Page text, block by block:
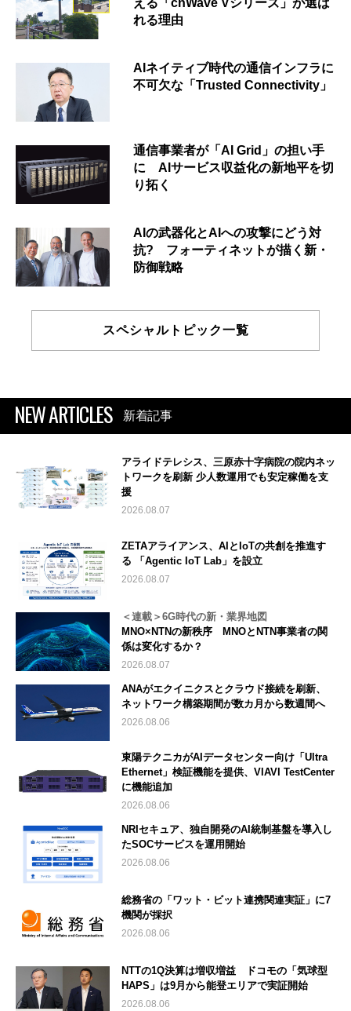
える「cnWave Vシリーズ」が選ば
れる理由
AIネイティブ時代の通信インフラに
不可欠な「Trusted Connectivity」
通信事業者が「AI Grid」の担い手
に AIサービス収益化の新地平を切
り拓く
AIの武器化とAIへの攻撃にどう対
抗? フォーティネットが描く新・
防御戦略
スペシャルトピック一覧
NEW ARTICLES 新着記事
アライドテレシス、三原赤十字病院の院内ネッ
トワークを刷新 少人数運用でも安定稼働を支
援
2026.08.07
ZETAアライアンス、AIとIoTの共創を推進す
る 「Agentic IoT Lab」を設立
2026.08.07
＜連載＞6G時代の新・業界地図
MNO×NTNの新秩序 MNOとNTN事業者の関
係は変化するか？
2026.08.07
ANAがエクイニクスとクラウド接続を刷新、
ネットワーク構築期間が数カ月から数週間へ
2026.08.06
東陽テクニカがAIデータセンター向け「Ultra
Ethernet」検証機能を提供、VIAVI TestCenter
に機能追加
2026.08.06
NRIセキュア、独自開発のAI統制基盤を導入し
たSOCサービスを運用開始
2026.08.06
総務省の「ワット・ビット連携関連実証」に7
機関が採択
2026.08.06
NTTの1Q決算は増収増益 ドコモの「気球型
HAPS」は9月から能登エリアで実証開始
2026.08.06